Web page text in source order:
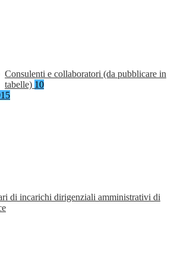
Consulenti e collaboratori (da pubblicare in
tabelle) 10
di incarichi dirigenziali amministrativi di